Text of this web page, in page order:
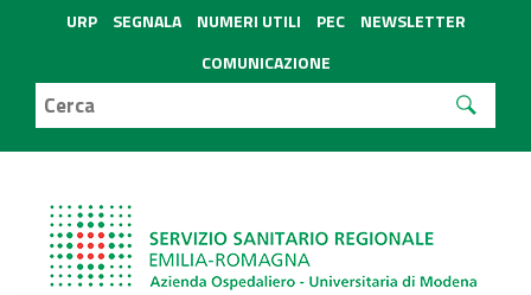
URP SEGNALA NUMERI UTILI PEC
NEWSLETTER
COMUNICAZIONE